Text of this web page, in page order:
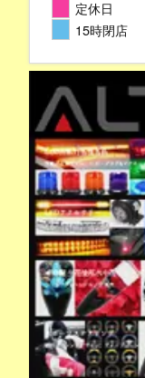
定休日
15時閉店